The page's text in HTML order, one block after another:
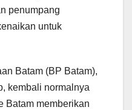
penumpang
untuk
Batam (BP Batam),
kembali normalnya
Batam memberikan